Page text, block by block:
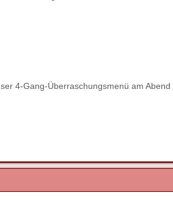
4-Gang-Überraschungsmenü am Abend